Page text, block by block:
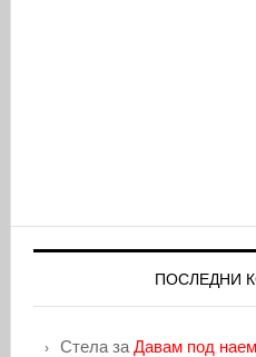
ПОСЛЕДНИ
Стелаза Давам под